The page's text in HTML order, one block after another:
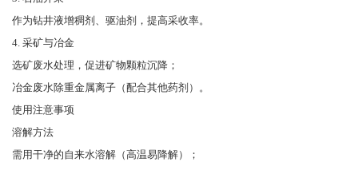
作为钻井液增稠剂、驱油剂，提高采收率。
4. 采矿与冶金
选矿废水处理，促进矿物颗粒沉降；
冶金废水除重金属离子（配合其他药剂）。
使用注意事项
溶解方法
需用干净的自来水溶解（高温易降解）；